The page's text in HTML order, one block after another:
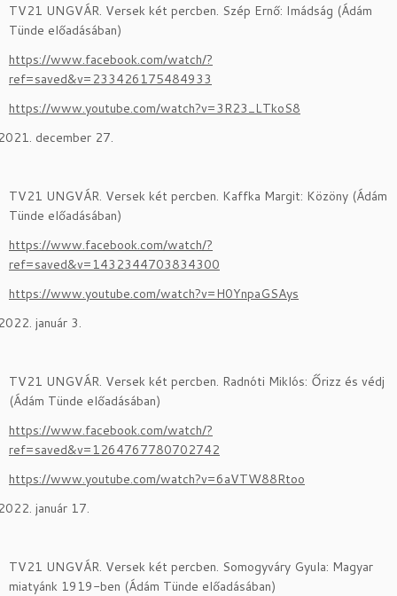
TV21 UNGVÁR. Versek két percben. Szép Ernő: Imádság (Ádám
Tünde előadásában)
https://www.facebook.com/watch/?
ref=saved&v=233426175484933
https://www.youtube.com/watch?v=3R23_LTkoS8
december 27.
TV21 UNGVÁR. Versek két percben. Kaffka Margit: Közöny (Ádám
Tünde előadásában)
https://www.facebook.com/watch/?
ref=saved&v=1432344703834300
https://www.youtube.com/watch?v=H0YnpaGSAys
január 3.
TV21 UNGVÁR. Versek két percben. Radnóti Miklós: Őrizz és védj
(Ádám Tünde előadásában)
https://www.facebook.com/watch/?
ref=saved&v=1264767780702742
https://www.youtube.com/watch?v=6aVTW88Rtoo
január 17.
TV21 UNGVÁR. Versek két percben. Somogyváry Gyula: Magyar
miatyánk 1919-ben (Ádám Tünde előadásában)